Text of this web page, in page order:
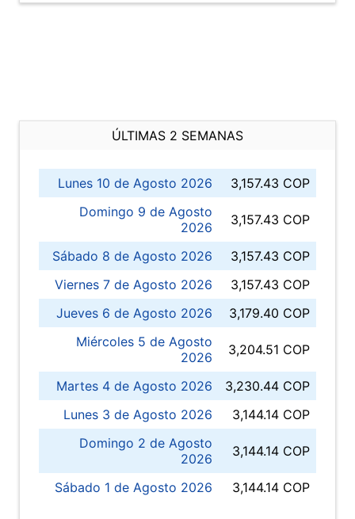
ÚLTIMAS 2 SEMANAS
Lunes 10 de Agosto 2026
3,157.43 COP
Domingo 9 de Agosto
2026
3,157.43 COP
Sábado 8 de Agosto 2026
3,157.43 COP
Viernes 7 de Agosto 2026
3,157.43 COP
Jueves 6 de Agosto 2026
3,179.40 COP
Miércoles 5 de Agosto
2026
3,204.51 COP
Martes 4 de Agosto 2026
3,230.44 COP
Lunes 3 de Agosto 2026
3,144.14 COP
Domingo 2 de Agosto
2026
3,144.14 COP
Sábado 1 de Agosto 2026 3,144.14 COP